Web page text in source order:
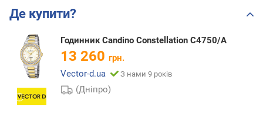
Де купити?
Годинник Candino Constellation C4750/A
13 260 грн.
Vector-d.ua
З нами 9 років
(Дніпро)